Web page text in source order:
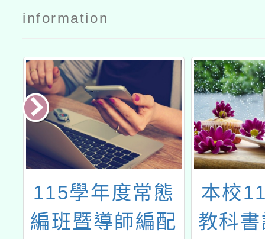
information
115學年度常態
編班暨導師編配
本校
教科